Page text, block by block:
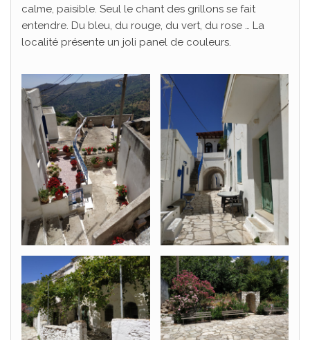
calme, paisible. Seul le chant des grillons se fait
entendre. Du bleu, du rouge, du vert, du rose … La
localité présente un joli panel de couleurs.